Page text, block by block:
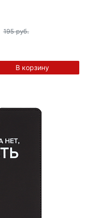
195 руб.
В корзину